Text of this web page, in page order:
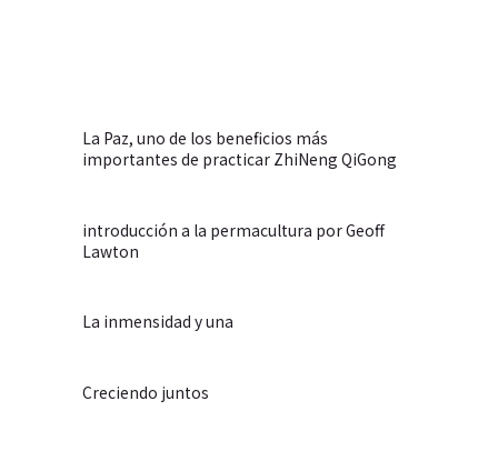
La Paz, uno de los beneficios más
importantes de practicar ZhiNeng QiGong
introducción a la permacultura por Geoff
Lawton
La inmensidad y una
Creciendo juntos